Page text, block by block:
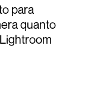
para
quanto